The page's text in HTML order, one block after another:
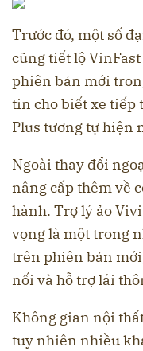
Trước đó, một số
cũng tiết lộ
phiên bản mới
tin cho biết xe tiếp
Plus tương tự hiện
Ngoài thay đổi
nâng cấp thêm về
hành. Trợ lý ảo
vọng là một trong
trên phiên bản
nối và hỗ trợ lái
Không gian nội
tuy nhiên nhiều